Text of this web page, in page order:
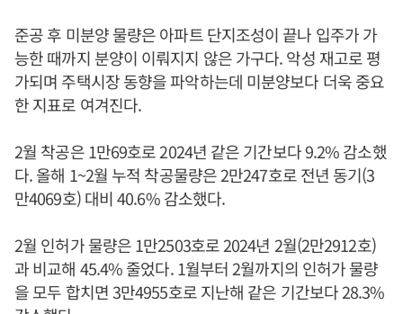
준공 후 미분양 물량은 아파트 단지조성이 끝나 입주가 가
능한 때까지 분양이 이뤄지지 않은 가구다. 악성 재고로 평
가되며 주택시장 동향을 파악하는데 미분양보다 더욱 중요
한 지표로 여겨진다.
2월 착공은 1만69호로 2024년 같은 기간보다 9.2% 감소했
다. 올해 1~2월 누적 착공물량은 2만247호로 전년 동기(3
만4069호) 대비 40.6% 감소했다.
2월 인허가 물량은 1만2503호로 2024년 2월(2만2912호)
과 비교해 45.4% 줄었다. 1월부터 2월까지의 인허가 물량
을 모두 합치면 3만4955호로 지난해 같은 기간보다 28.3%